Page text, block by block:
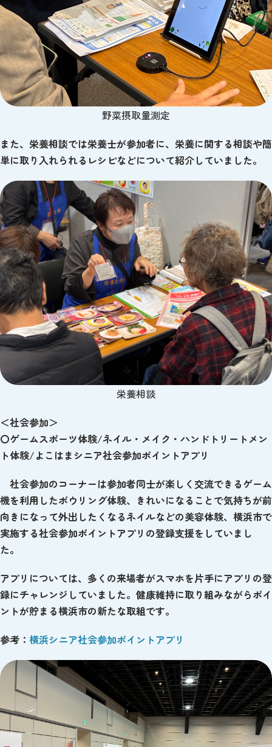
野菜摂取量測定
また、栄養相談では栄養士が参加者に、栄養に関する相談や簡
単に取り入れられるレシピなどについて紹介していました。
栄養相談
＜社会参加＞
〇ゲームスポーツ体験/ネイル・メイク・ハンドトリートメン
ト体験/よこはまシニア社会参加ポイントアプリ
社会参加のコーナーは参加者同士が楽しく交流できるゲーム
機を利用したボウリング体験、きれいになることで気持ちが前
向きになって外出したくなるネイルなどの美容体験、横浜市で
実施する社会参加ポイントアプリの登録支援をしていまし
た。
アプリについては、多くの来場者がスマホを片手にアプリの登
録にチャレンジしていました。健康維持に取り組みながらポイ
ントが貯まる横浜市の新たな取組です。
参考： 横浜シニア社会参加ポイントアプリ